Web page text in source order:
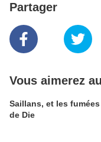
Partager
Vous aimerez
Saillans, et les
de Die